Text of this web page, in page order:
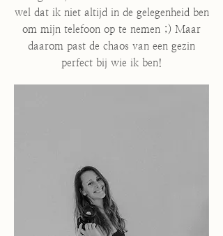
wel dat ik niet altijd in de gelegenheid ben
om mijn telefoon op te nemen ;) Maar
daarom past de chaos van een gezin
perfect bij wie ik ben!